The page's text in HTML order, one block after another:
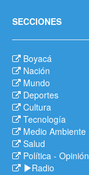
SECCIONES
Boyacá
Nación
Mundo
Deportes
Cultura
Tecnología
Medio Ambiente
Salud
Política - Opinión
Radio